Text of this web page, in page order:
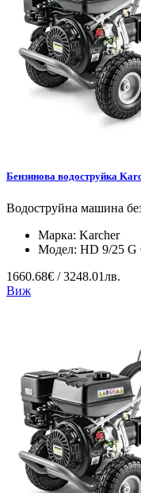
Бензинова водоструйка
Водоструйна машина
Марка: Karcher
Модел: HD 9/25 G
1660.68€ / 3248.01лв.
Виж